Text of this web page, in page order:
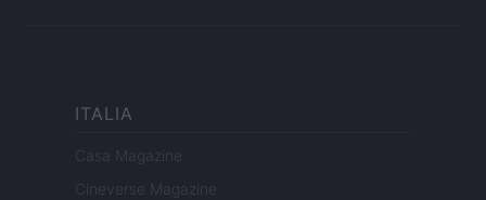
ITALIA
Casa Magazine
Cineverse Magazine